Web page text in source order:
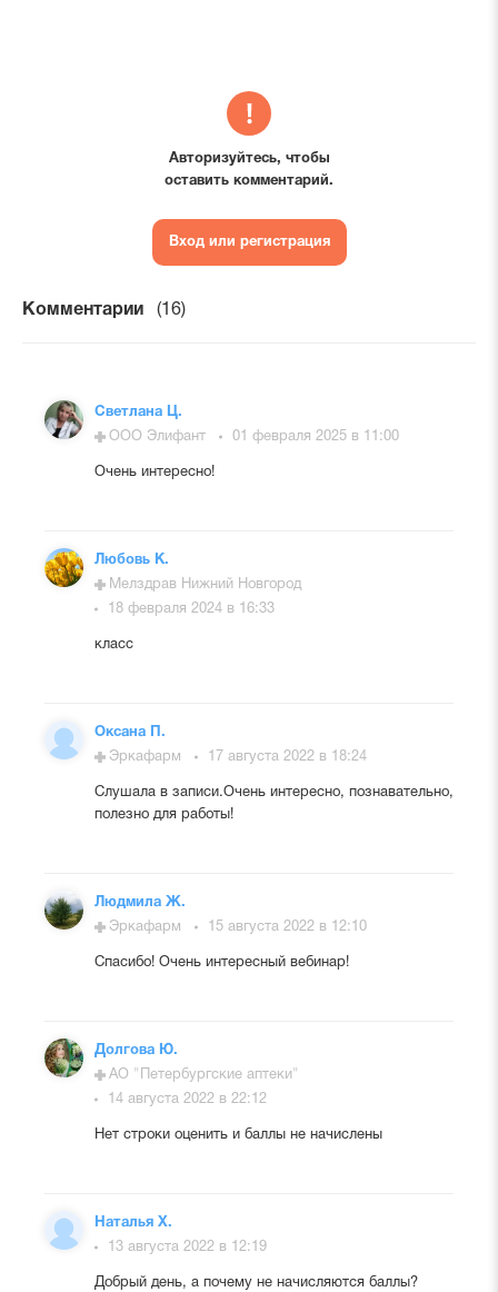
Авторизуйтесь, чтобы
оставить комментарий.
Вход или регистрация
Комментарии (16)
Светлана Ц.
ООО Элифант
01 февраля 2025 в 11:00
Очень интересно!
Любовь К.
Мелздрав Нижний Новгород
18 февраля 2024 в 16:33
класс
Оксана П.
Эркафарм
17 августа 2022 в 18:24
Слушала в записи.Очень интересно, познавательно,
полезно для работы!
Людмила Ж.
Эркафарм
15 августа 2022 в 12:10
Спасибо! Очень интересный вебинар!
Долгова Ю.
АО "Петербургские аптеки"
14 августа 2022 в 22:12
Нет строки оценить и баллы не начислены
Наталья Х.
13 августа 2022 в 12:19
Добрый день, а почему не начисляются баллы?